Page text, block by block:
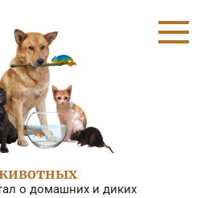
о домашних и диких